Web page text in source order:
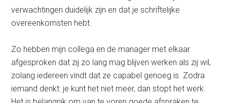
verwachtingen duidelijk zijn en dat je schriftelijke
overeenkomsten hebt.
Zo hebben mijn collega en de manager met elkaar
afgesproken dat zij zo lang mag blijven werken als zij wil,
zolang iedereen vindt dat ze capabel genoeg is. Zodra
iemand denkt: je kunt het niet meer, dan stopt het werk.